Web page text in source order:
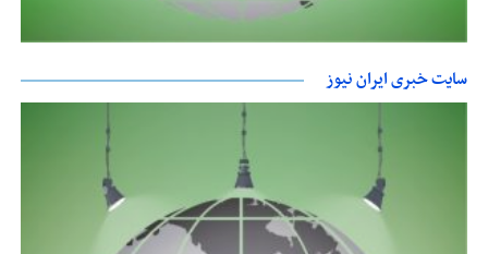
سایت خبری ایران نیوز